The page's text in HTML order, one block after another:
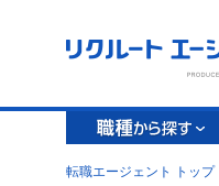
転職エージェント トップ